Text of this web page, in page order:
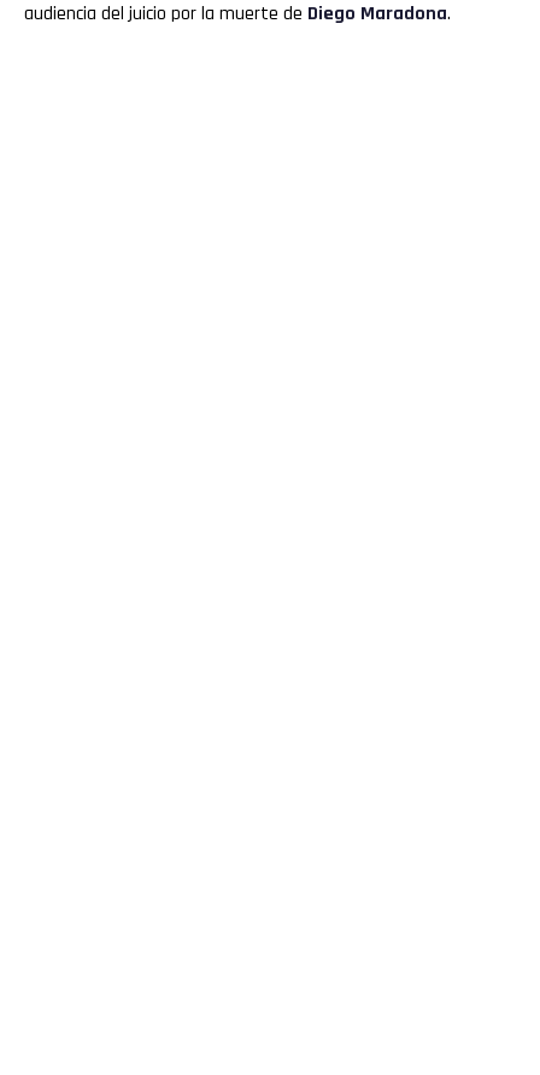
audiencia del juicio por la muerte de Diego Maradona.